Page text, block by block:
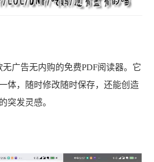
无广告无内购的免费PDF阅读器。它
体，随时修改随时保存，还能创造
突发灵感。